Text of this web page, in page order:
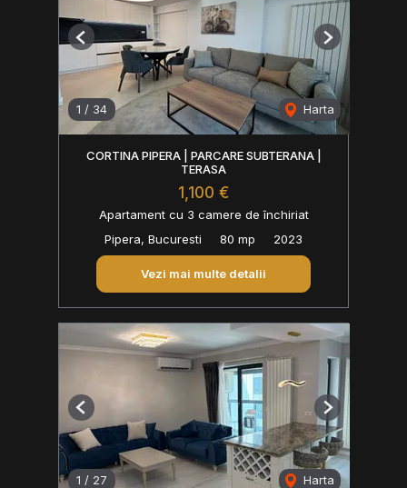
1 / 34 Harta
Previous Next
CORTINA PIPERA | PARCARE SUBTERANA |
TERASA
1,100 €
Apartament cu 3 camere de închiriat
Pipera, Bucuresti
80 mp 2023
Vezi mai multe detalii
1 / 27 Harta
Previous Next